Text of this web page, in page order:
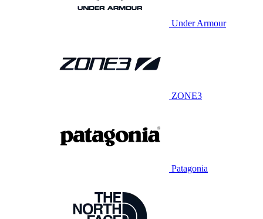
Under Armour
ZONE3
Patagonia